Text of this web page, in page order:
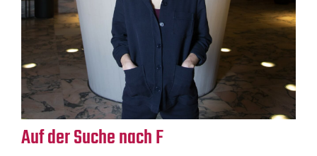
Auf der Suche nach F